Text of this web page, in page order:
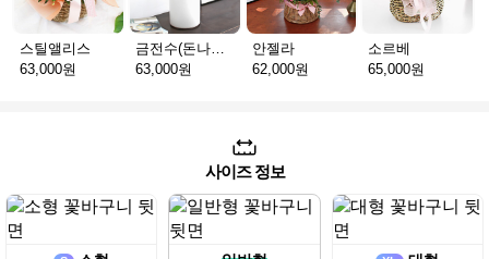
스틸앨리스
63,000원
63,000원
안젤라
62,000원
소르베
65,000원
사이즈 정보